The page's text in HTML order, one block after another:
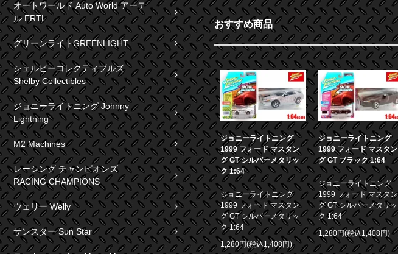
オートワールド Auto World アーテ
ル ERTL
グリーンライトGREENLIGHT
シェルビーコレクティブルズ
Shelby Collectibles
ジョニーライトニング Johnny
Lightning
M2 Machines
レーシング チャンピオンズ
RACING CHAMPIONS
ウェリー Welly
サンスター Sun Star
おすすめ商品
ジョニーライトニング
1999 フォード マスタン
グ GT シルバーメタリッ
ク 1:64
ジョニーライトニング
1999 フォード マスタン
グ GT シルバーメタリッ
ク 1:64
1,280円(税込1,408円)
ジョニーライトニング
1999 フォード マスタン
グ GT ブラック 1:64
ジョニーライトニング
1999 フォード マスタン
グ GT シルバーメタリッ
ク 1:64
1,280円(税込1,408円)